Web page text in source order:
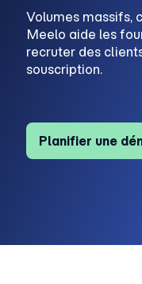
Volumes massifs,
Meelo aide les
recruter des
souscription.
Planifier une